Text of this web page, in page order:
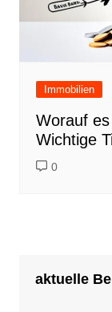
Immobilien
Worauf
Wichtige
0
aktuelle